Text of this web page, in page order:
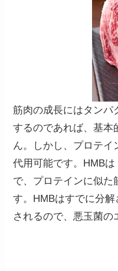
筋肉の成長にはタンパ
するのであれば、基本
ん。しかし、プロテイ
代用可能です。HMB
で、 プロテインに似た
す。HMBはすでに分
されるので、悪玉菌の